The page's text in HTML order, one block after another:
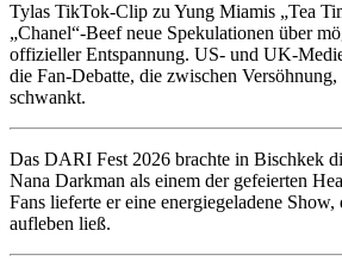
Tylas TikTok-Clip zu Yung Miamis „Tea
„Chanel“-Beef neue Spekulationen über
offizieller Entspannung. US- und UK-
die Fan-Debatte, die zwischen
schwankt.
Das DARI Fest 2026 brachte in Bischkek
Nana Darkman als einem der gefeierten
Fans lieferte er eine energiegeladene
aufleben ließ.